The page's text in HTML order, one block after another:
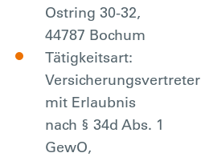
Ostring 30-32,
44787 Bochum
Tätigkeitsart:
Versicherungsvertreter
mit Erlaubnis
nach § 34d Abs. 1
GewO,